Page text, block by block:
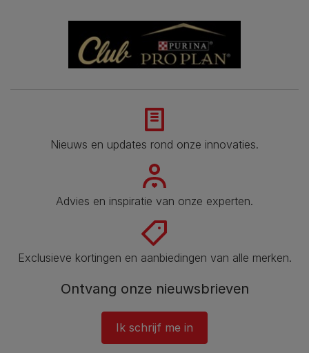
Nieuws en updates rond onze innovaties.
Advies en inspiratie van onze experten.
Exclusieve kortingen en aanbiedingen van alle merken.
Ontvang onze nieuwsbrieven
Ik schrijf me in